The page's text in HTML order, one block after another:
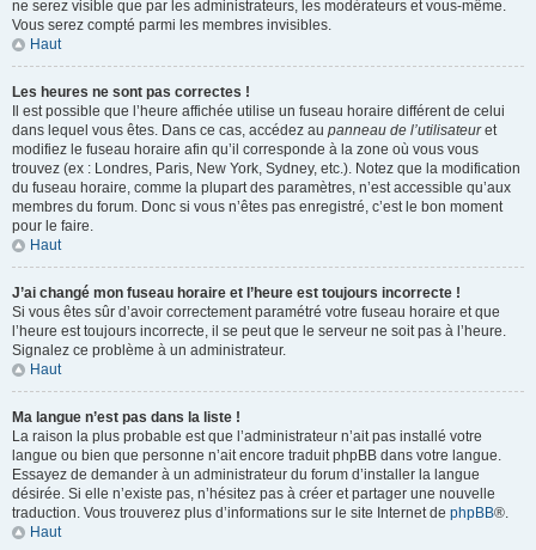
ne serez visible que par les administrateurs, les modérateurs et vous-même.
Vous serez compté parmi les membres invisibles.
Haut
Les heures ne sont pas correctes !
Il est possible que l’heure affichée utilise un fuseau horaire différent de celui
dans lequel vous êtes. Dans ce cas, accédez au panneau de l’utilisateuret
modifiez le fuseau horaire afin qu’il corresponde à la zone où vous vous
trouvez (ex : Londres, Paris, New York, Sydney, etc.). Notez que la modification
du fuseau horaire, comme la plupart des paramètres, n’est accessible qu’aux
membres du forum. Donc si vous n’êtes pas enregistré, c’est le bon moment
pour le faire.
Haut
J’ai changé mon fuseau horaire et l’heure est toujours incorrecte !
Si vous êtes sûr d’avoir correctement paramétré votre fuseau horaire et que
l’heure est toujours incorrecte, il se peut que le serveur ne soit pas à l’heure.
Signalez ce problème à un administrateur.
Haut
Ma langue n’est pas dans la liste !
La raison la plus probable est que l’administrateur n’ait pas installé votre
langue ou bien que personne n’ait encore traduit phpBB dans votre langue.
Essayez de demander à un administrateur du forum d’installer la langue
désirée. Si elle n’existe pas, n’hésitez pas à créer et partager une nouvelle
traduction. Vous trouverez plus d’informations sur le site Internet de phpBB®.
Haut